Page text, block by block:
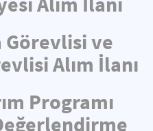
Görevlisi ve
Alım İlanı
Programı